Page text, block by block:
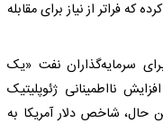
که فراتر از نیاز برای مقابله
سرمایه‌گذاران نفت «یک
نااطمینانی ژئوپلیتیک
حال، شاخص دلار آمریکا به